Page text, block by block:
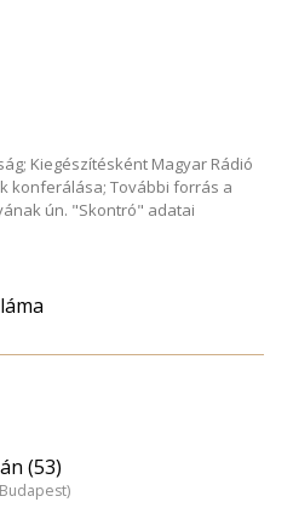
Kiegészítésként Magyar Rádió
konferálása; További forrás a
ún. "Skontró" adatai
(53)